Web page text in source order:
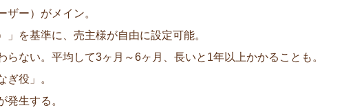
ザー）がメイン。
」を基準に、売主様が自由に設定可能。
らない。平均して3ヶ月～6ヶ月、長いと1年以上かかることも。
ぎ役」。
発生する。